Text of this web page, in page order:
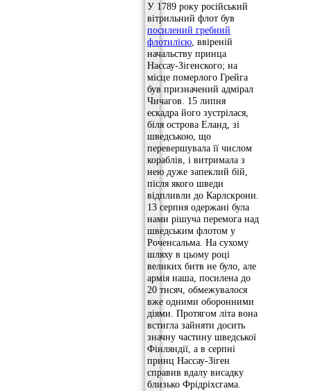
У 1789 року російський
вітрильний флот був
посилений гребний
флотилією , ввіреній
начальству принца
Нассау-Зігенского; на
місце померлого Грейга
був призначений адмірал
Чичагов. 15 липня
ескадра його зустрілася,
біля острова Еланд, зі
шведською, що
перевершувала її числом
кораблів, і витримала з
нею дуже запеклий бій,
після якого шведи
відпливли до Карлскрони.
13 серпня одержані була
нами рішуча перемога над
шведським флотом у
Роченсальма. На сухому
шляху в цьому році
великих битв не було, але
армія наша, посилена до
20 тисяч, обмежувалося
вже одними оборонними
діями. Протягом літа вона
встигла зайняти досить
значну частину шведської
Фінляндії, а в серпні
принц Нассау-Зіген
справив вдалу висадку
близько Фрідріхсгама.